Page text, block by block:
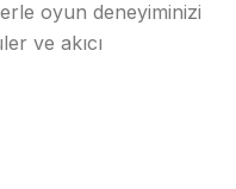
oyun deneyiminizi
ve akıcı